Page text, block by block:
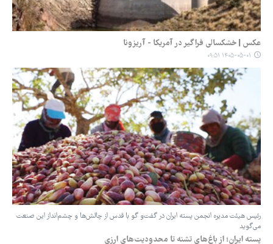
عکس | خشکسالی فراگیر در آمریکا - آریزونا
۱۴۰۵-۰۵-۰۱ ۰۹:۵۱
رئیس هیئت مدیره انجمن پسته ایران در گفت‌و گو با قدس از چالش‌ها و چشم‌انداز این صنعت
می‌گوید
پسته ایران؛ از باغ‌های تشنه تا محدودیت‌های ارزی